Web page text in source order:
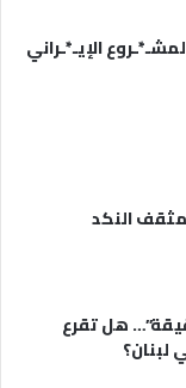
الإيـ*ـراني
النكد
هل تقرع
لبنان؟